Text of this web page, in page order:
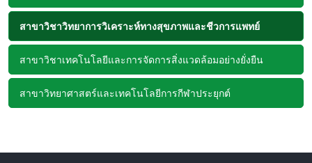
สาขาวิชาวิทยาการวิเคราะห์ทางสุขภาพและชีวการแพทย์
สาขาวิชาเทคโนโลยีและการจัดการสิ่งแวดล้อมอย่างยั่งยืน
สาขาวิทยาศาสตร์และเทคโนโลยีการกีฬาประยุกต์